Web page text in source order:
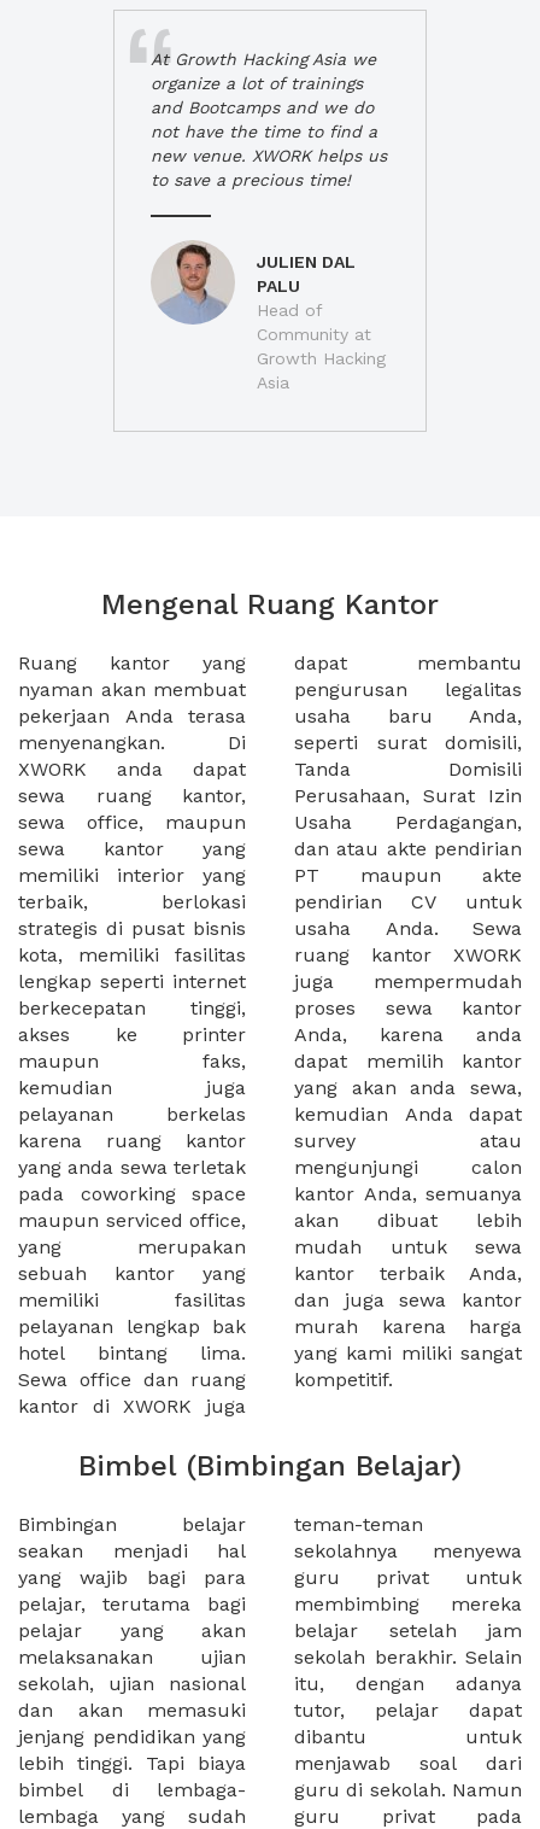
At Growth Hacking Asia we
organize a lot of trainings
and Bootcamps and we do
not have the time to find a
new venue. XWORK helps us
to save a precious time!
JULIEN DAL
PALU
Head of
Community at
Growth Hacking
Asia
Mengenal Ruang Kantor
Ruang kantor yang
nyaman akan membuat
pekerjaan Anda terasa
menyenangkan. Di
XWORK anda dapat
sewa ruang kantor,
sewa office, maupun
sewa kantor yang
memiliki interior yang
terbaik, berlokasi
strategis di pusat bisnis
kota, memiliki fasilitas
lengkap seperti internet
berkecepatan tinggi,
akses ke printer
maupun faks,
kemudian juga
pelayanan berkelas
karena ruang kantor
yang anda sewa terletak
pada coworking space
maupun serviced office,
yang merupakan
sebuah kantor yang
memiliki fasilitas
pelayanan lengkap bak
hotel bintang lima.
Sewa office dan ruang
kantor di XWORK juga
dapat membantu
pengurusan legalitas
usaha baru Anda,
seperti surat domisili,
Tanda Domisili
Perusahaan, Surat Izin
Usaha Perdagangan,
dan atau akte pendirian
PT maupun akte
pendirian CV untuk
usaha Anda. Sewa
ruang kantor XWORK
juga mempermudah
proses sewa kantor
Anda, karena anda
dapat memilih kantor
yang akan anda sewa,
kemudian Anda dapat
survey atau
mengunjungi calon
kantor Anda, semuanya
akan dibuat lebih
mudah untuk sewa
kantor terbaik Anda,
dan juga sewa kantor
murah karena harga
yang kami miliki sangat
kompetitif.
Bimbel (Bimbingan Belajar)
Bimbingan belajar
seakan menjadi hal
yang wajib bagi para
pelajar, terutama bagi
pelajar yang akan
melaksanakan ujian
sekolah, ujian nasional
dan akan memasuki
jenjang pendidikan yang
lebih tinggi. Tapi biaya
bimbel di lembaga-
lembaga yang sudah
teman-teman
sekolahnya menyewa
guru privat untuk
membimbing mereka
belajar setelah jam
sekolah berakhir. Selain
itu, dengan adanya
tutor, pelajar dapat
dibantu untuk
menjawab soal dari
guru di sekolah. Namun
guru privat pada